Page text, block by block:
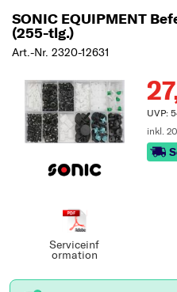
SONIC EQUIPMENT
(255-tlg.)
Art.-Nr. 2320-12631
Serviceinf
ormation
UVP:
inkl.